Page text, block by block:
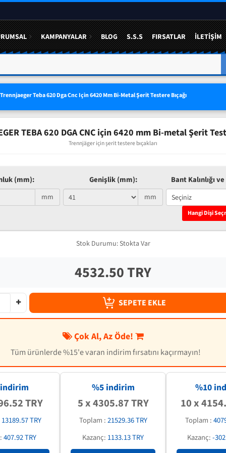
KAMPANYALAR BLOG S.S.S FIRSATLAR İLETIŞIM
Trennjaeger Teba 620 Dga Cnc Için 6420 Mm Bi-Metal Şerit Testere Bıçağı
TEBA 620 DGA CNC için 6420 mm Bi-metal Şerit
Trennjäger için şerit testere bıçakları
(mm):
mm
Genişlik (mm):
mm
Bant Kalınlığı
Hangi Dişi
Stok Durumu: Stokta Var
4532.50 TRY
SEPETE EKLE
Çok Al, Az Öde!
Tüm ürünlerde %15'e varan indirim fırsatını kaçırmayın!
TRY
13189.57 TRY
407.92 TRY
%5 indirim
5 x 4305.87 TRY
Toplam :21529.36 TRY
Kazanç: 1133.13 TRY
%10
10 x
Toplam :
Kazanç:-
YÜZDE 50 YE VARAN 3 LÜ SETLERDE AVANTAJLI